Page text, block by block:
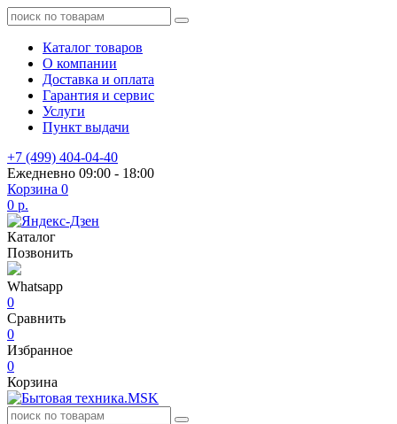
Каталог товаров
О компании
Доставка и оплата
Гарантия и сервис
Услуги
Пункт выдачи
+7 (499) 404-04-40
Ежедневно 09:00 - 18:00
Корзина 0
0 р.
Каталог
Позвонить
Whatsapp
0
Сравнить
0
Избранное
0
Корзина